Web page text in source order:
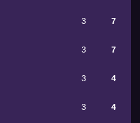
3 7
3 7
3 4
3 4